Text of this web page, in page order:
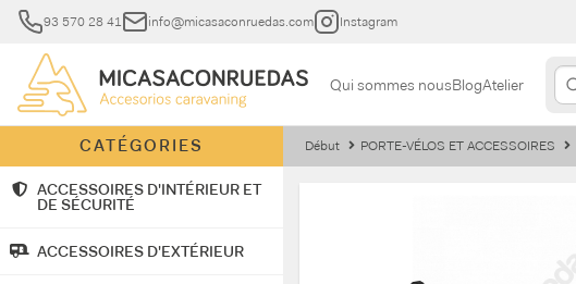
93 570 28 41 info@micasaconruedas.com Instagram
Qui sommes nousBlogAtelier
CATÉGORIES
ACCESSOIRES D'INTÉRIEUR ET
DE SÉCURITÉ
ACCESSOIRES D'EXTÉRIEUR
Début PORTE-VÉLOS ET ACCESSOIRES